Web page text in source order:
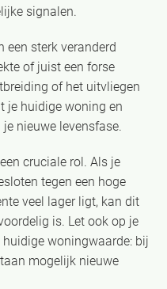
signalen.
een sterk veranderd
of juist een forse
of het uitvliegen
je huidige woning en
nieuwe levensfase.
cruciale rol. Als je
tegen een hoge
veel lager ligt, kan dit
is. Let ook op je
woningwaarde: bij
mogelijk nieuwe